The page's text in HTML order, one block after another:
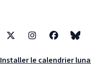
X InstagramFacebook
Installer le calendrier